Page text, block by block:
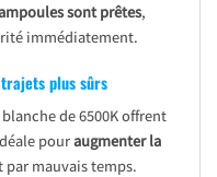
sont prêtes,
immédiatement.
plus sûrs
de 6500K offrent
pouraugmenter la
mauvais temps.